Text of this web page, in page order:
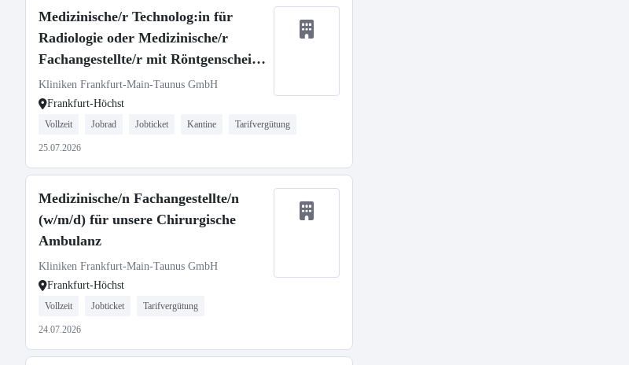
Medizinische/r Technolog:in für
Radiologie oder Medizinische/r
Fachangestellte/r mit Röntgenschein
(m/w/d)
Kliniken Frankfurt-Main-Taunus GmbH
Frankfurt-Höchst
Vollzeit Jobrad Jobticket Kantine Tarifvergütung
25.07.2026
Medizinische/n Fachangestellte/n
(w/m/d) für unsere Chirurgische
Ambulanz
Kliniken Frankfurt-Main-Taunus GmbH
Frankfurt-Höchst
Vollzeit Jobticket Tarifvergütung
24.07.2026